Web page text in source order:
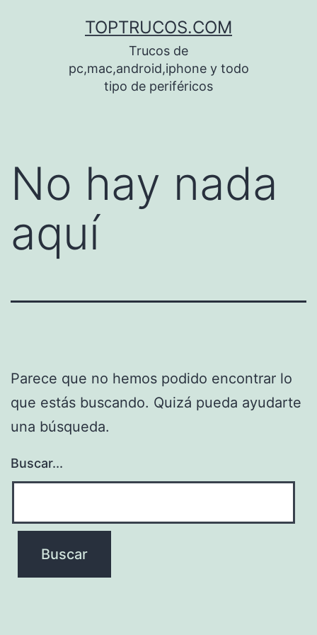
TOPTRUCOS.COM
Trucos de
pc,mac,android,iphone y todo
tipo de periféricos
No hay nada
aquí
Parece que no hemos podido encontrar lo
que estás buscando. Quizá pueda ayudarte
una búsqueda.
Buscar...